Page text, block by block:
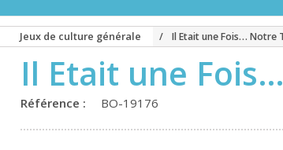
Jeux de culture générale Il Etait une Fois… Notre
Il Etait une
Référence : BO-19176